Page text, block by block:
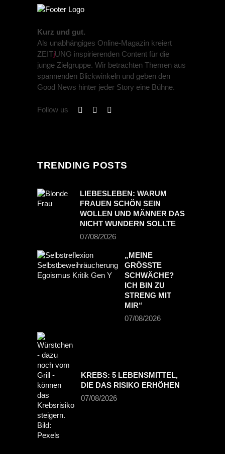
Kurz und gut.
Als unabhängiges Online-Magazin kreiert
ZEITjUNG inspirierenden Content für die
junge Zielgruppe. Wir betrachten Themen aus
spannenden Blickwinkeln und geben den
Good News hinter jeder Story eine Bühne.
Follow us
TRENDING POSTS
LIEBESLEBEN: WARUM
FRAUEN SCHÖN SEIN
WOLLEN UND MÄNNER DAS
NICHT WUNDERN SOLLTE
07/08/2026
„MEINE
GRÖSSTE S
CHWÄCHE? I
CH BIN ZU S
TRENG MIT M
IR“
07/08/2026
KREBS: 5 LEBENSMITTEL,
DIE DAS RISIKO ERHÖHEN
07/08/2026